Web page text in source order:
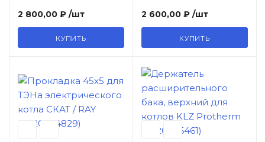
2 800,00 ₽ /шт
КУПИТЬ
2 600,00 ₽ /шт
КУПИТЬ